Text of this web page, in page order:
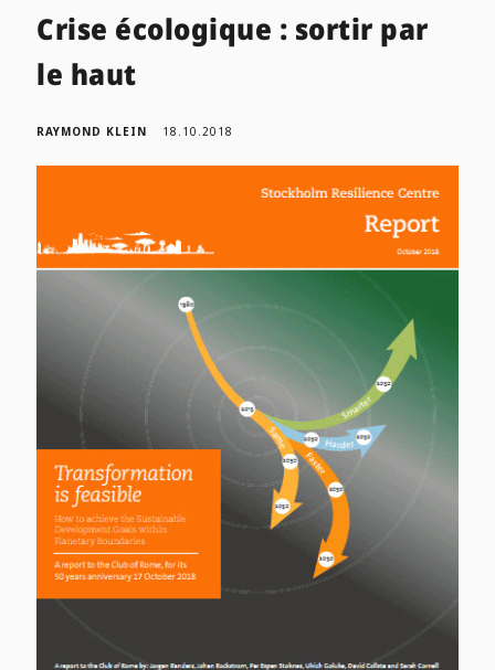
Crise écologique : sortir par
le haut
RAYMOND KLEIN 18.10.2018